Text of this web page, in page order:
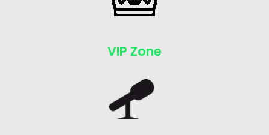
VIP Zone